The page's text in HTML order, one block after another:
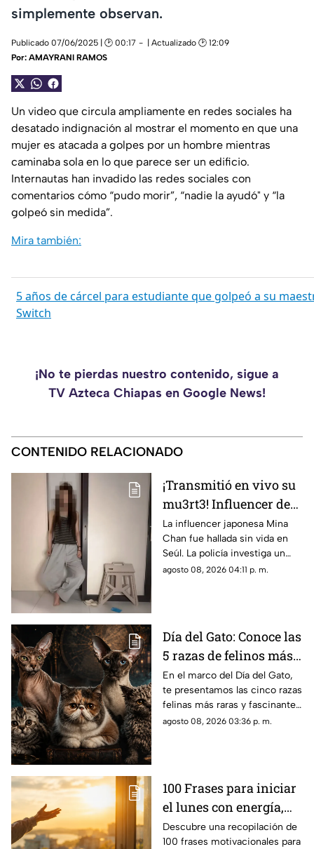
simplemente observan.
Publicado 07/06/2025 | 🕑 00:17
| Actualizado 🕑 12:09
Por: AMAYRANI RAMOS
Un video que circula ampliamente en redes sociales ha
desatado indignación al mostrar el momento en que una
mujer es atacada a golpes por un hombre mientras
caminaba sola en lo que parece ser un edificio.
Internautas han invadido las redes sociales con
comentarios cómo “pudo morir”, “nadie la ayudó" y “la
golpeó sin medida”.
Mira también:
5 años de cárcel para estudiante que golpeó a su
Switch
¡No te pierdas nuestro contenido, sigue a
TV Azteca Chiapas en Google News!
CONTENIDO RELACIONADO
¡Transmitió en vivo su
mu3rt3! Influencer de
k-pop Mina Chan
estaba en su
departamento de Seúl
La influencer japonesa Mina
Chan fue hallada sin vida en
Seúl. La policía investiga un
posible suicidio tras una alerta
agosto 08, 2026 04:11 p. m.
Día del Gato: Conoce las
5 razas de felinos más
raras del mundo
En el marco del Día del Gato,
te presentamos las cinco razas
felinas más raras y fascinantes
del planeta por sus singulares
agosto 08, 2026 03:36 p. m.
100 Frases para iniciar
el lunes con energía,
motivación y éxito
Descubre una recopilación de
100 frases motivacionales para